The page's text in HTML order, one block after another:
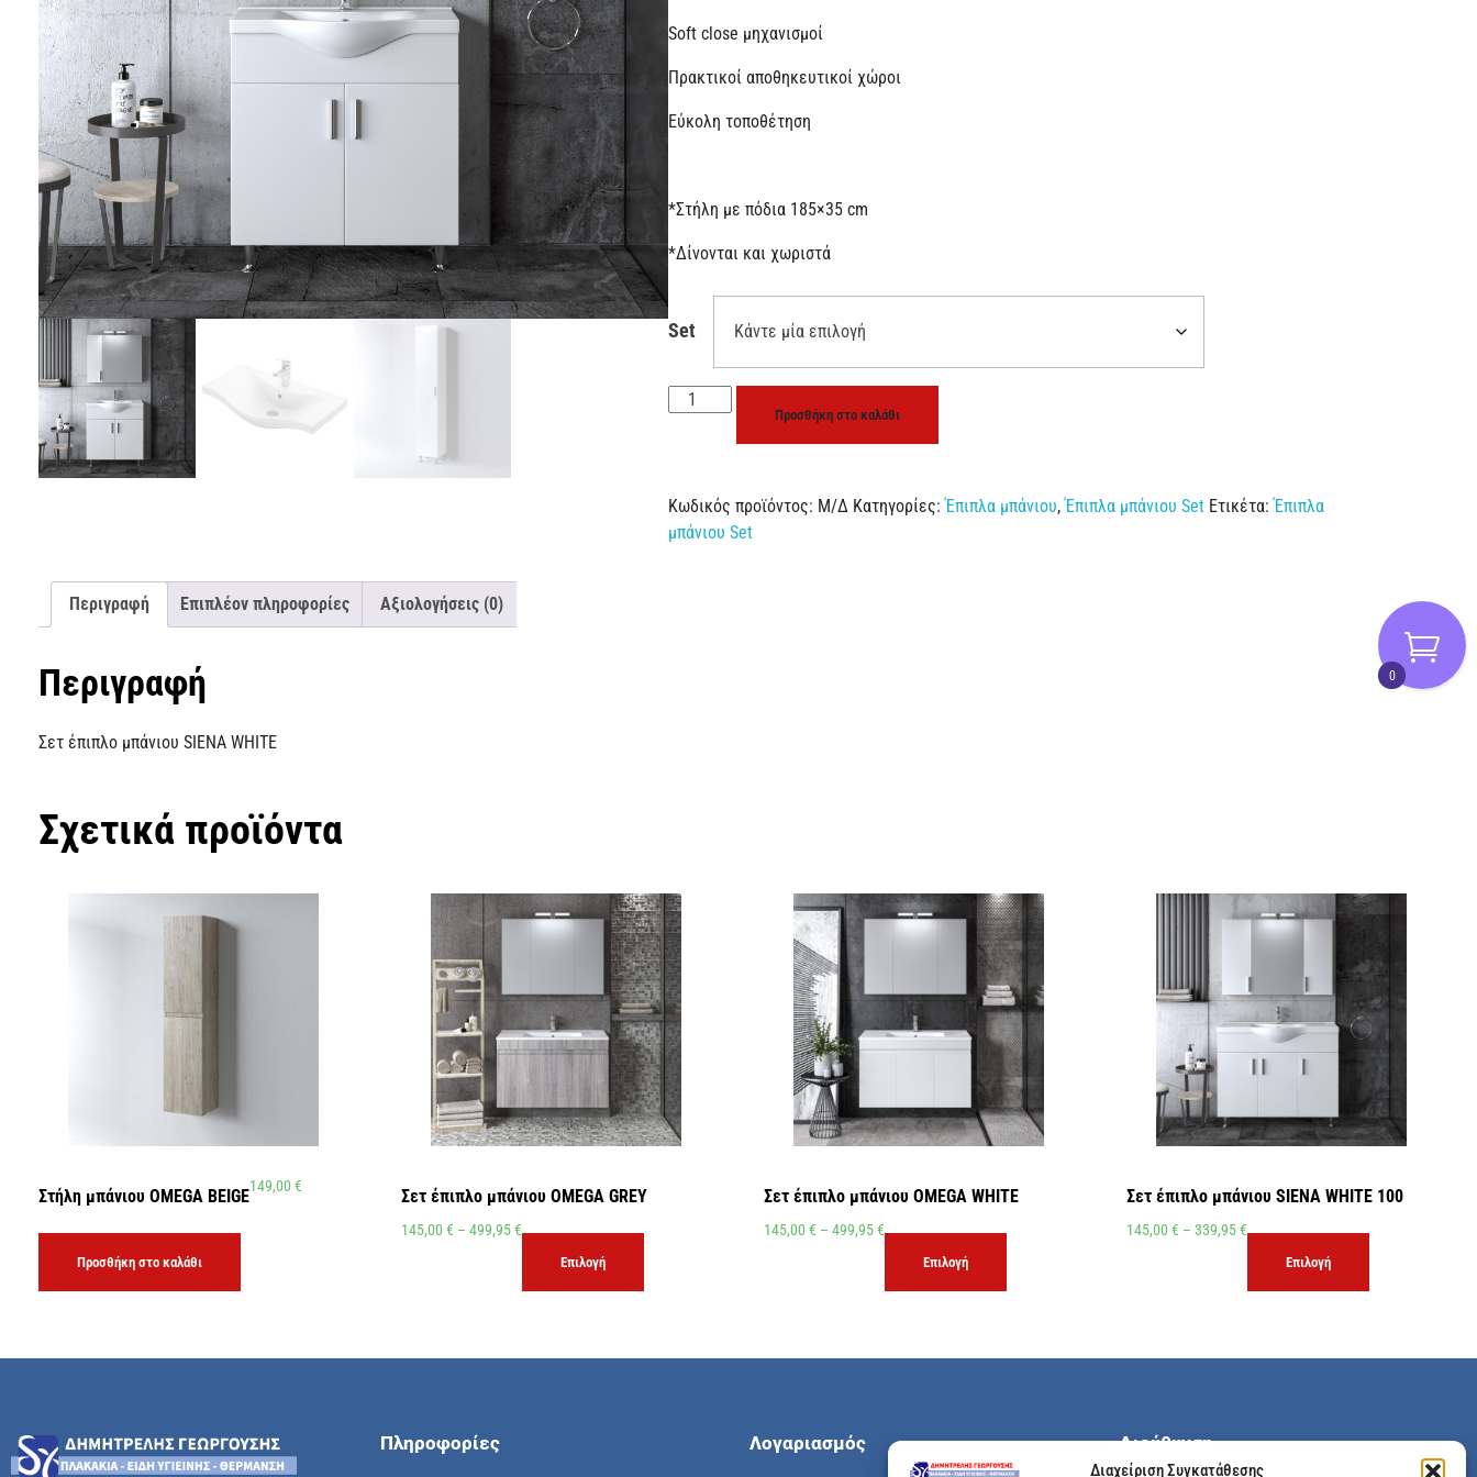
Διαχείριση Συγκατάθεσης
Soft close μηχανισμοί
Πρακτικοί αποθηκευτικοί χώροι
Εύκολη τοποθέτηση
*Στήλη με πόδια 185×35 cm
*Δίνονται και χωριστά
Set
Προσθήκη στο καλάθι
Κωδικός προϊόντος: Μ/Δ Κατηγορίες:Έπιπλα μπάνιου,Έπιπλα μπάνιου Set Ετικέτα:Έπιπλα
μπάνιου Set
Περιγραφή Επιπλέον πληροφορίες Αξιολογήσεις (0)
Περιγραφή
Σετ έπιπλο μπάνιου SIENA WHITE
Σχετικά προϊόντα
Στήλη μπάνιου OMEGA BEIGE149,00 €
Προσθήκη στο καλάθι
Σετ έπιπλο μπάνιου OMEGA GREY
145,00 € – 499,95€
Επιλογή
Σετ έπιπλο μπάνιου OMEGA WHITE
145,00 € – 499,95€
Επιλογή
Σετ έπιπλο μπάνιου SIENA WHITE 100
145,00 € – 339,95€
Επιλογή
Πληροφορίες Λογαριασμός Διεύθυνση
0